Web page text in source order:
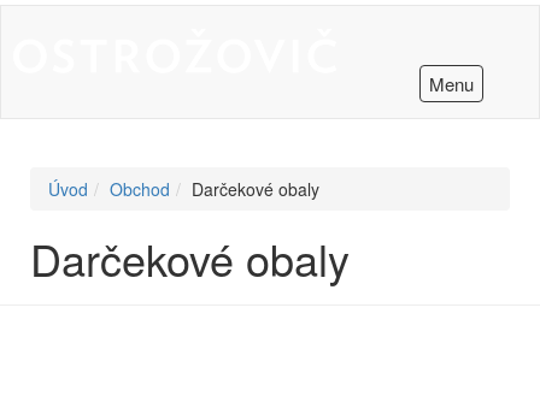
Menu
Úvod Obchod Darčekové obaly
Darčekové obaly